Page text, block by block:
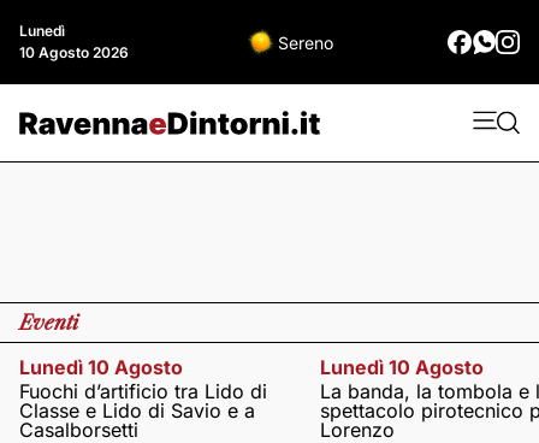
Lunedì
10 Agosto 2026
Sereno
Eventi
Lunedì 10 Agosto
Fuochi d’artificio tra Lido di
Classe e Lido di Savio e a
Casalborsetti
Lunedì 10 Agosto
La banda, la tombola e
spettacolo pirotecnico
Lorenzo